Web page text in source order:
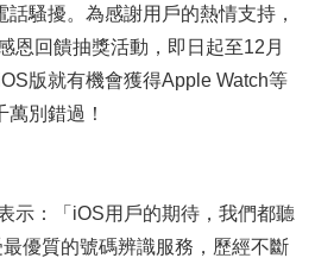
騷擾。為感謝用戶的熱情支持，
恩回饋抽獎活動，即日起至12月
版就有機會獲得Apple Watch等
別錯過！
示：「iOS用戶的期待，我們都聽
優質的號碼辨識服務，歷經不斷